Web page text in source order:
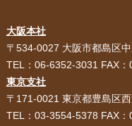
サービス紹介
紙袋・手提げ袋
大阪本社
〒534-0027 大阪市都島区
TEL：06-6352-3031 FAX
東京支社
〒171-0021 東京都豊島区
TEL：03-3554-5378 FAX